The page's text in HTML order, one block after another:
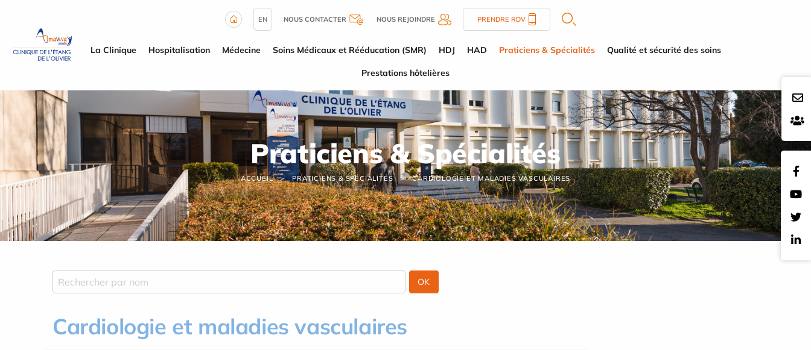
EN NOUS CONTACTER NOUS REJOINDRE PRENDRE RDV
La Clinique Hospitalisation Médecine Soins Médicaux et Rééducation (SMR) HDJ HAD Praticiens & Spécialités Qualité et sécurité des soins
Prestations hôtelières
Praticiens & Spécialités
ACCUEIL PRATICIENS & SPÉCIALITÉS CARDIOLOGIE ET MALADIES VASCULAIRES
Cardiologie et maladies vasculaires